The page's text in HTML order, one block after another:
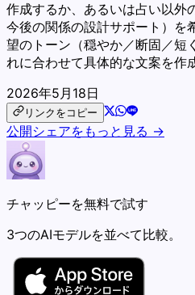
作成するか、あるいは占い以外
今後の関係の設計サポート）を
望のトーン（穏やか／断固／短
れに合わせて具体的な文案を作
2026年5月18日
リンクをコピー
公開シェアをもっと見る →
チャッピーを無料で試す
3つのAIモデルを並べて比較。